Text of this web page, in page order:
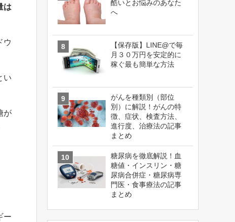
は
ウ
い
が
ー
酷いとお悩みのあなた
へ
【保存版】LINE@で毎
月３０万円を安定的に
稼ぐ最も簡単な方法
がんを種類別（部位
別）に解説！がんの特
徴、症状、検査方法、
進行度、治療法の記事
まとめ
糖尿病を徹底解説！血
糖値・インスリン・糖
尿病合併症・糖尿病専
門医・食事療法の記事
まとめ